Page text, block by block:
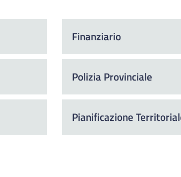
Finanziario
Polizia Provinciale
Pianificazione